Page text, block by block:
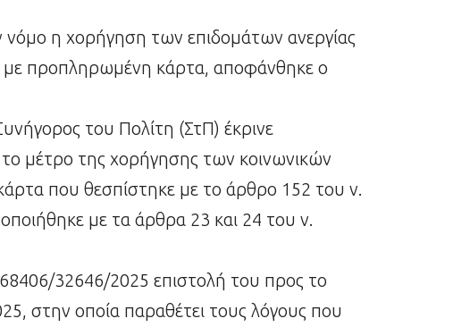
νόμο η χορήγηση των επιδομάτων ανεργίας
με προπληρωμένη κάρτα, αποφάνθηκε ο
του Πολίτη (ΣτΠ) έκρινε
μέτρο της χορήγησης των κοινωνικών
που θεσπίστηκε με το άρθρο 152 του ν.
με τα άρθρα 23 και 24 του ν.
32646/2025 επιστολή του προς το
στην οποία παραθέτει τους λόγους που